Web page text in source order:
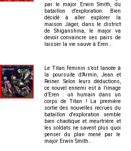
par le major Erwin Smith, du
bataillon d'exploration. Bien
décidé à aller explorer la
maison Jäger, dans le district
de Shiganshina, le major va
devoir convaincre ses pairs de
laisser la vie sauve à Eren...
Le Titan féminin s’est lancée à
la poursuite d’Armin, Jean et
Reiner. Selon leurs déductions,
ce nouvel ennemi est à l’image
d’Eren : un humain dans un
corps de Titan ! La première
sortie des nouvelles recrues du
bataillon d'exploration semble
bien chaotique et meurtrière et
les soldats ne savent plus quoi
penser du plan mené par le
major Erwin Smith...